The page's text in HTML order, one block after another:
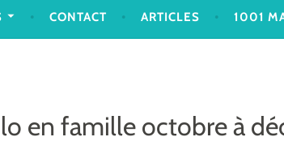
CONTACT ARTICLES 1001
en famille octobre à